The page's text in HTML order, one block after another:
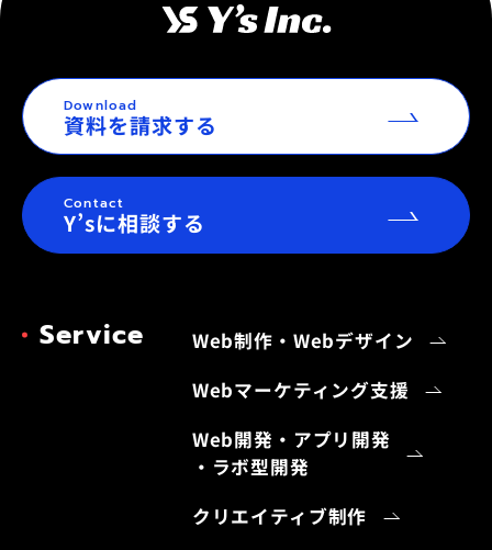
Download
資料を請求する
Contact
Y’sに相談する
Service
Web制作・Webデザイン
Webマーケティング支援
Web開発・アプリ開発
・ラボ型開発
クリエイティブ制作